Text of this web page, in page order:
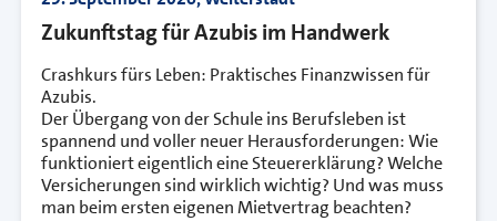
Zukunftstag für Azubis im Handwerk
Crashkurs fürs Leben: Praktisches Finanzwissen für
Azubis.
Der Übergang von der Schule ins Berufsleben ist
spannend und voller neuer Herausforderungen: Wie
funktioniert eigentlich eine Steuererklärung? Welche
Versicherungen sind wirklich wichtig? Und was muss
man beim ersten eigenen Mietvertrag beachten?